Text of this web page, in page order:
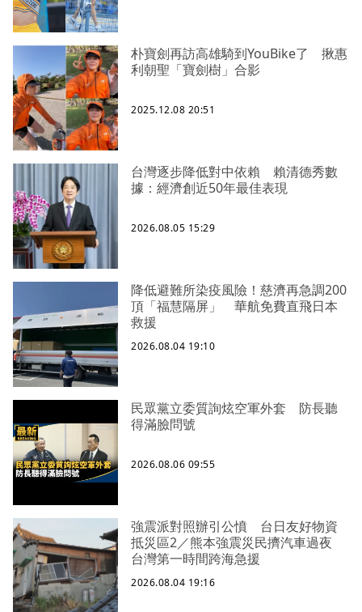
朴寶劍再訪高雄騎到YouBike了 揪惠
利朝聖「寶劍樹」合影
2025.12.08 20:51
台灣逐步降低對中依賴 賴清德秀數
據：經濟創近50年最佳表現
2026.08.05 15:29
降低避難所染疫風險！慈濟再急調200
頂「福慧隔屏」 華航免費直飛日本
救援
2026.08.04 19:10
民眾黨立委質詢炫空軍外套 防長聽
得滿臉問號
2026.08.06 09:55
強震派對照辦引公憤 台日友好物資
抵災區2／熊本強震災民擠汽車過夜
台灣第一時間跨海急援
2026.08.04 19:16